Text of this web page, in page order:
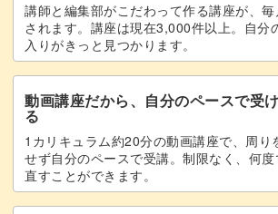
講師と編集部がこだわって作る講座が、
されます。講座は現在3,000件以上。自分
入りがきっと見つかります。
動画講座だから、自分のペースで受
る
1カリキュラム約20分の動画講座で、周り
せず自分のペースで受講。制限なく、何
直すことができます。